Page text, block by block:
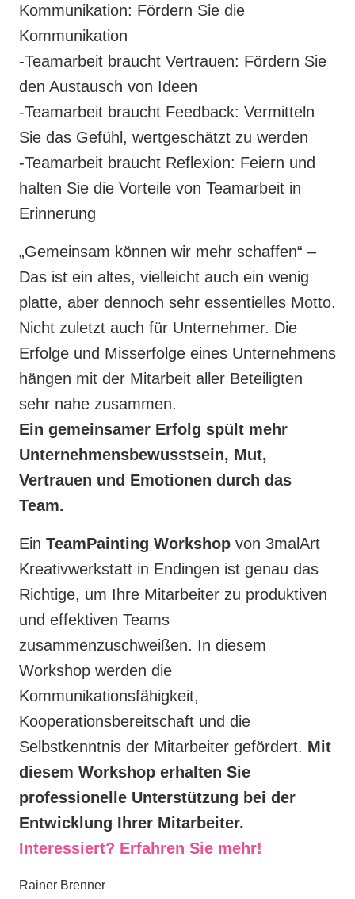
Kommunikation: Fördern Sie die
Kommunikation
-Teamarbeit braucht Vertrauen: Fördern Sie
den Austausch von Ideen
-Teamarbeit braucht Feedback: Vermitteln
Sie das Gefühl, wertgeschätzt zu werden
-Teamarbeit braucht Reflexion: Feiern und
halten Sie die Vorteile von Teamarbeit in
Erinnerung
„Gemeinsam können wir mehr schaffen“ –
Das ist ein altes, vielleicht auch ein wenig
platte, aber dennoch sehr essentielles Motto.
Nicht zuletzt auch für Unternehmer. Die
Erfolge und Misserfolge eines Unternehmens
hängen mit der Mitarbeit aller Beteiligten
sehr nahe zusammen.
Ein gemeinsamer Erfolg spült mehr
Unternehmensbewusstsein, Mut,
Vertrauen und Emotionen durch das
Team.
Ein TeamPainting Workshop von 3malArt
Kreativwerkstatt in Endingen ist genau das
Richtige, um Ihre Mitarbeiter zu produktiven
und effektiven Teams
zusammenzuschweißen. In diesem
Workshop werden die
Kommunikationsfähigkeit,
Kooperationsbereitschaft und die
Selbstkenntnis der Mitarbeiter gefördert. Mit
diesem Workshop erhalten Sie
professionelle Unterstützung bei der
Entwicklung Ihrer Mitarbeiter.
Interessiert? Erfahren Sie mehr!
Rainer Brenner